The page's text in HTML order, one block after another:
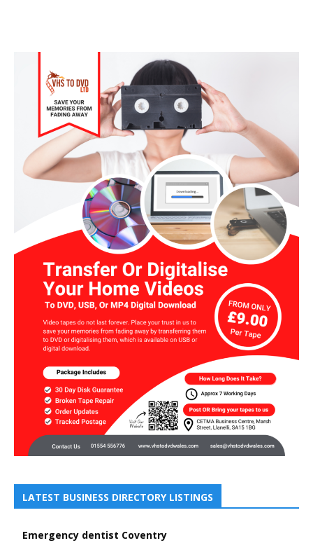
LATEST BUSINESS DIRECTORY LISTINGS
Emergency dentist Coventry